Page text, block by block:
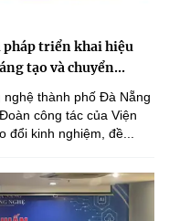
triển khai hiệu
tạo và chuyển...
nghệ thành phố Đà Nẵng
công tác của Viện
đổi kinh nghiệm, đề...